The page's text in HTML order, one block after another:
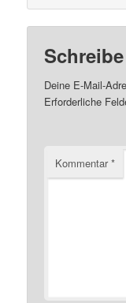
Deine E-Mail-
Erforderliche
Kommentar*